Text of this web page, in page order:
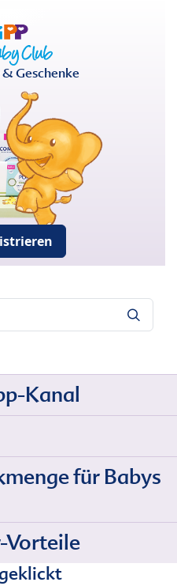
Geschenke
Kanal
für Babys
Vorteile